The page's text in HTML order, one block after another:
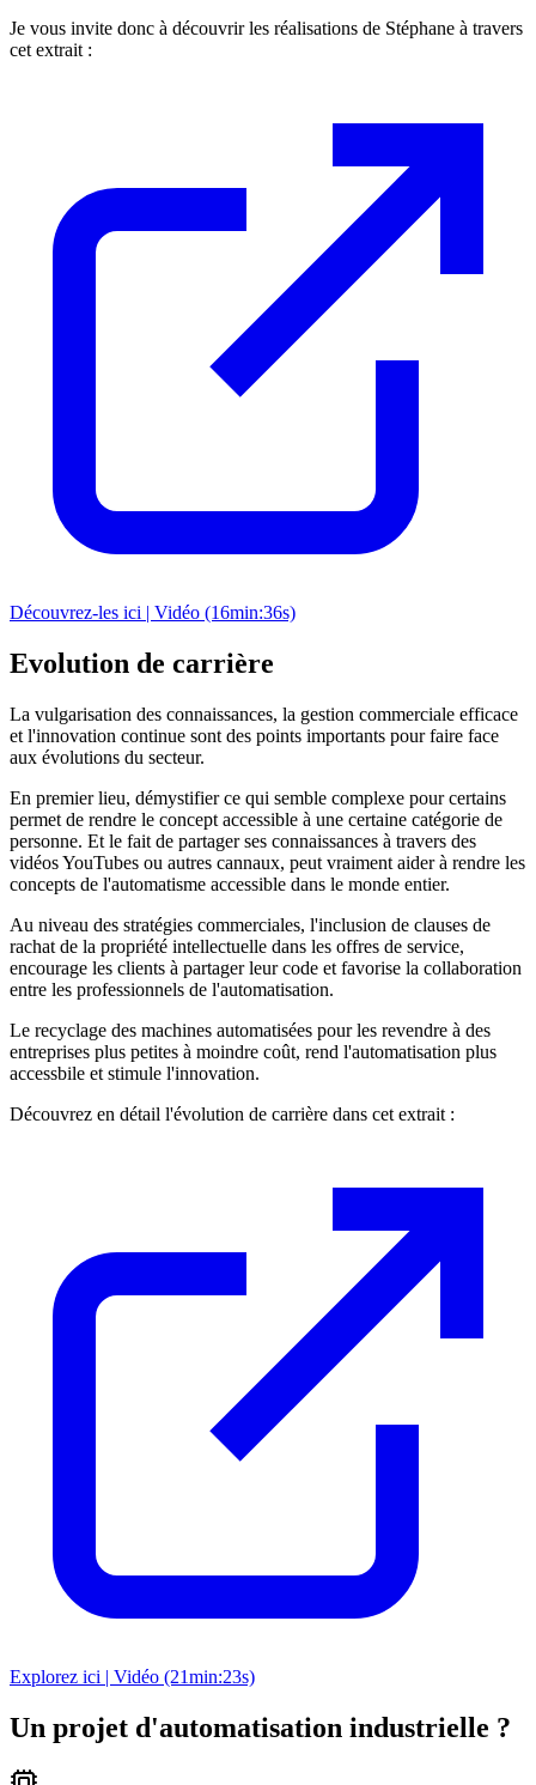
Je vous invite donc à découvrir les réalisations de Stéphane à travers
cet extrait :
Découvrez-les ici | Vidéo (16min:36s)
Evolution de carrière
La vulgarisation des connaissances, la gestion commerciale efficace
et l'innovation continue sont des points importants pour faire face
aux évolutions du secteur.
En premier lieu, démystifier ce qui semble complexe pour certains
permet de rendre le concept accessible à une certaine catégorie de
personne. Et le fait de partager ses connaissances à travers des
vidéos YouTubes ou autres cannaux, peut vraiment aider à rendre les
concepts de l'automatisme accessible dans le monde entier.
Au niveau des stratégies commerciales, l'inclusion de clauses de
rachat de la propriété intellectuelle dans les offres de service,
encourage les clients à partager leur code et favorise la collaboration
entre les professionnels de l'automatisation.
Le recyclage des machines automatisées pour les revendre à des
entreprises plus petites à moindre coût, rend l'automatisation plus
accessbile et stimule l'innovation.
Découvrez en détail l'évolution de carrière dans cet extrait :
Explorez ici | Vidéo (21min:23s)
Un projet d'automatisation industrielle ?